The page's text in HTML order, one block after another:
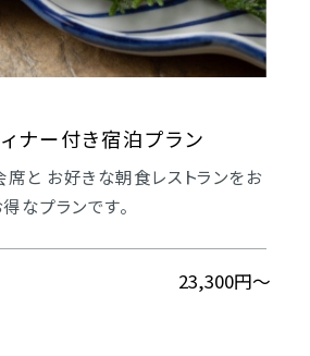
ィナー付き宿泊プラン
席と お好きな朝食レストランをお
なプランです。
23,300円〜